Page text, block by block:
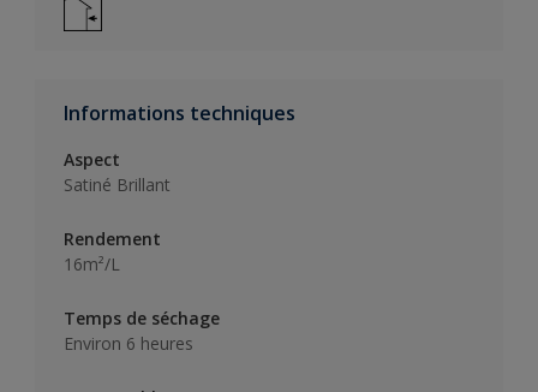
Informations techniques
Aspect
Satiné Brillant
Rendement
16m²/L
Temps de séchage
Environ 6 heures